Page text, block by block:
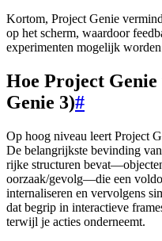
Kortom, Project Genie
op het scherm, waardoor
experimenten mogelijk
Hoe Project
Genie 3)#
Op hoog niveau leert Project
De belangrijkste bevinding
rijke structuren
oorzaak/gevolg—die een
internaliseren en vervolgens
dat begrip in interactieve
terwijl je acties onderneemt.